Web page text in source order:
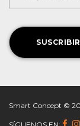
Smart Concept ©